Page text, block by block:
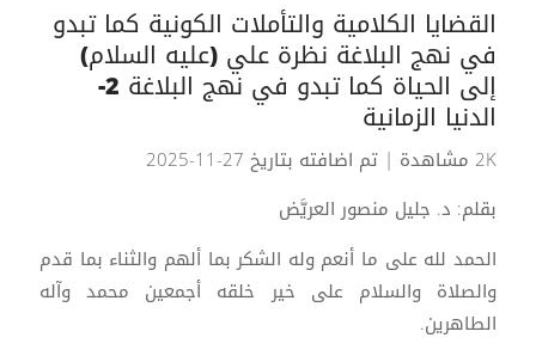
القضايا الكلامية والتأملات الكونية كما تبدو
في نهج البلاغة نظرة علي (عليه السلام)
إلى الحياة كما تبدو في نهج البلاغة 2-
الدنيا الزمانية
2K مشاهدة
| تم اضافته بتاريخ 27-11-2025
بقلم: د. جليل منصور العريَّض
الحمد لله على ما أنعم وله الشكر بما ألهم والثناء بما قدم
والصلاة والسلام على خير خلقه أجمعين محمد وآله
الطاهرين.